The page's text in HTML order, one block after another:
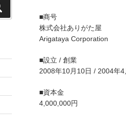
索
■商号
株式会社ありがた屋
Arigataya Corporation
■設立 / 創業
2008年10月10日 / 2004年4
■資本金
4,000,000円